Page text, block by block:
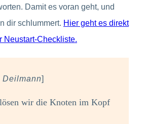
Damit es voran geht, und
dir schlummert. Hier geht es direkt
Neustart-Checkliste.
Deilmann]
wir die Knoten im Kopf